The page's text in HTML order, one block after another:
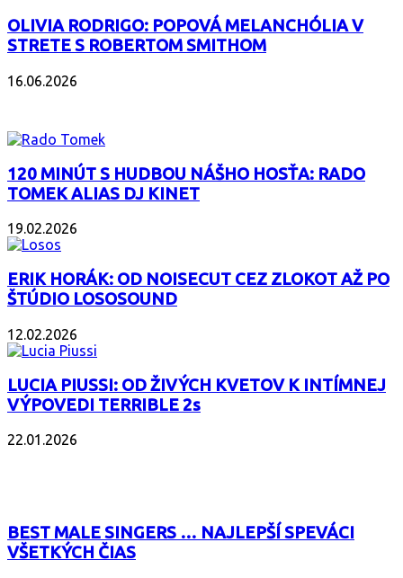
OLIVIA RODRIGO: POPOVÁ MELANCHÓLIA V
STRETE S ROBERTOM SMITHOM
16.06.2026
120 MINÚT S HUDBOU NÁŠHO HOSŤA: RADO
TOMEK ALIAS DJ KINET
19.02.2026
ERIK HORÁK: OD NOISECUT CEZ ZLOKOT AŽ PO
ŠTÚDIO LOSOSOUND
12.02.2026
LUCIA PIUSSI: OD ŽIVÝCH KVETOV K INTÍMNEJ
VÝPOVEDI TERRIBLE 2s
22.01.2026
BEST MALE SINGERS … NAJLEPŠÍ SPEVÁCI
VŠETKÝCH ČIAS